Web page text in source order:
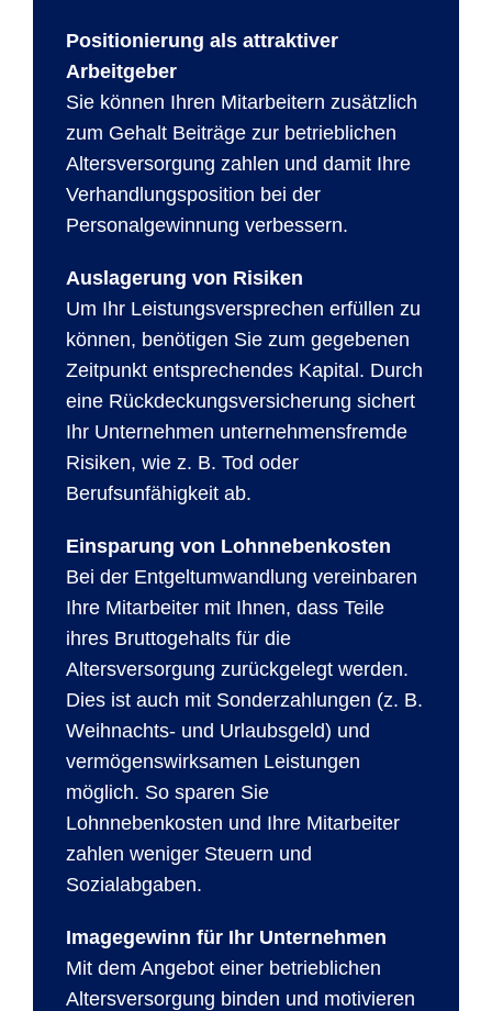
Positionierung als attraktiver
Arbeitgeber
Sie können Ihren Mitarbeitern zusätzlich
zum Gehalt Beiträge zur betrieblichen
Altersversorgung zahlen und damit Ihre
Verhandlungsposition bei der
Personalgewinnung verbessern.
Auslagerung von Risiken
Um Ihr Leistungsversprechen erfüllen zu
können, benötigen Sie zum gegebenen
Zeitpunkt entsprechendes Kapital. Durch
eine Rückdeckungsversicherung sichert
Ihr Unternehmen unternehmensfremde
Risiken, wie z. B. Tod oder
Berufsunfähigkeit ab.
Einsparung von Lohnnebenkosten
Bei der Entgeltumwandlung vereinbaren
Ihre Mitarbeiter mit Ihnen, dass Teile
ihres Bruttogehalts für die
Altersversorgung zurückgelegt werden.
Dies ist auch mit Sonderzahlungen (z. B.
Weihnachts- und Urlaubsgeld) und
vermögenswirksamen Leistungen
möglich. So sparen Sie
Lohnnebenkosten und Ihre Mitarbeiter
zahlen weniger Steuern und
Sozialabgaben.
Imagegewinn für Ihr Unternehmen
Mit dem Angebot einer betrieblichen
Altersversorgung binden und motivieren